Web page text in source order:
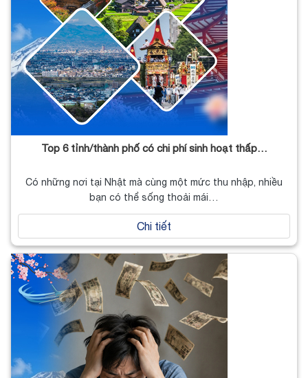
Top 6 tỉnh/thành phố có chi phí sinh hoạt thấp…
Có những nơi tại Nhật mà cùng một mức thu nhập, nhiều
bạn có thể sống thoải mái…
Chi tiết